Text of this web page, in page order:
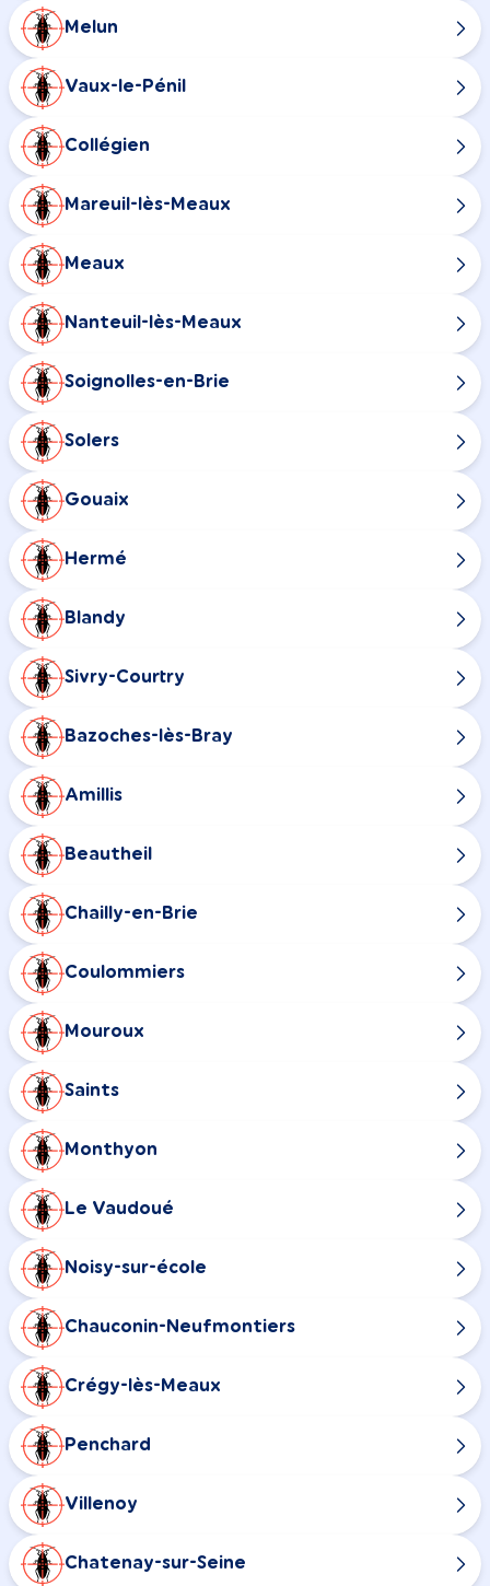
Melun
Vaux-le-Pénil
Collégien
Mareuil-lès-Meaux
Meaux
Nanteuil-lès-Meaux
Soignolles-en-Brie
Solers
Gouaix
Hermé
Blandy
Sivry-Courtry
Bazoches-lès-Bray
Amillis
Beautheil
Chailly-en-Brie
Coulommiers
Mouroux
Saints
Monthyon
Le Vaudoué
Noisy-sur-école
Chauconin-Neufmontiers
Crégy-lès-Meaux
Penchard
Villenoy
Chatenay-sur-Seine